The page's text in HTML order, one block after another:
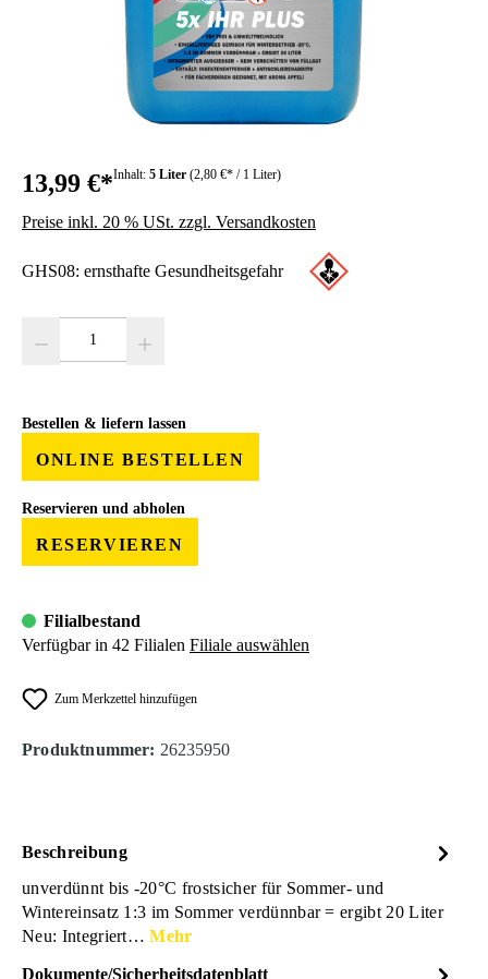
13,99 €*Inhalt: 5 Liter (2,80 €* / 1 Liter)
Preise inkl. 20 % USt. zzgl. Versandkosten
GHS08: ernsthafte Gesundheitsgefahr
Bestellen & liefern lassen
ONLINE BESTELLEN
Reservieren und abholen
RESERVIEREN
Filialbestand
Verfügbar in 42 Filialen Filiale auswählen
Zum Merkzettel hinzufügen
Produktnummer: 26235950
Beschreibung
unverdünnt bis -20°C frostsicher für Sommer- und
Wintereinsatz 1:3 im Sommer verdünnbar = ergibt 20 Liter
Neu: Integriert…Mehr
Dokumente/Sicherheitsdatenblatt